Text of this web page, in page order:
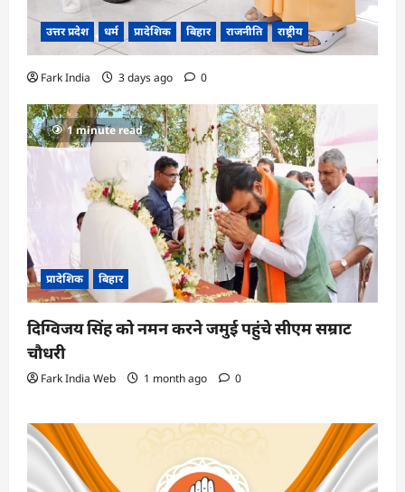
उत्तर प्रदेश धर्म प्रादेशिक बिहार राजनीति राष्ट्रीय
Fark India 3 days ago 0
1 minute read
प्रादेशिक बिहार
दिग्विजय सिंह को नमन करने जमुई पहुंचे सीएम सम्राट
चौधरी
Fark India Web 1 month ago 0